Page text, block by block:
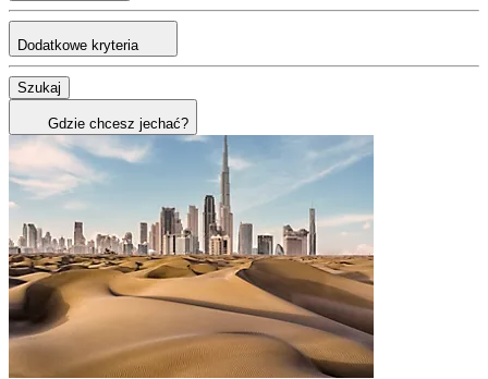
Dodatkowe kryteria
Szukaj
Gdzie chcesz jechać?